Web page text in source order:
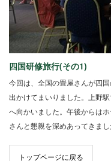
四国研修旅行(その1)
今回は、全国の畳屋さんが四
出かけてまいりました。上野
へ向かいました。午後からは
さんと懇親を深めあってきまし
トップページに戻る